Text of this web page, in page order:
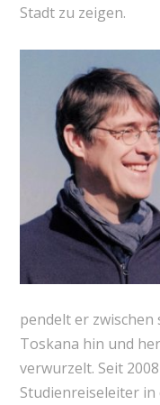
Stadt zu zeigen.
pendelt er
Toskana hin und
verwurzelt. Seit
Studienreiseleiter